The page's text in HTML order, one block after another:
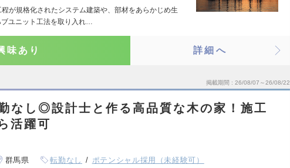
が規格化されたシステム建築や、部材をあらかじめ生
ユニット工法を取り入れ…
味あり 詳細へ
掲載期間 26/08/07～26/08/22
なし◎設計士と作る高品質な木の家！施工
活躍可
群馬県 転勤なし ポテンシャル採用（未経験可）